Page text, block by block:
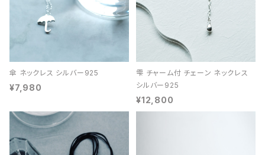
傘 ネックレス シルバー925
¥7,980
雫 チャーム付 チェーン ネックレス
シルバー925
¥12,800